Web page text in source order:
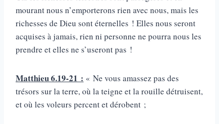
mourant nous n’emporterons rien avec nous, mais les
richesses de Dieu sont éternelles ! Elles nous seront
acquises à jamais, rien ni personne ne pourra nous les
prendre et elles ne s’useront pas !
Matthieu 6.19-21 : « Ne vous amassez pas des
trésors sur la terre, où la teigne et la rouille détruisent,
et où les voleurs percent et dérobent ;